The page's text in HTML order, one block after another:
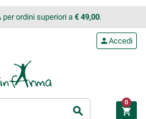
per ordini superiori a € 49,00.
search
personAccedi
shopping_cart
0